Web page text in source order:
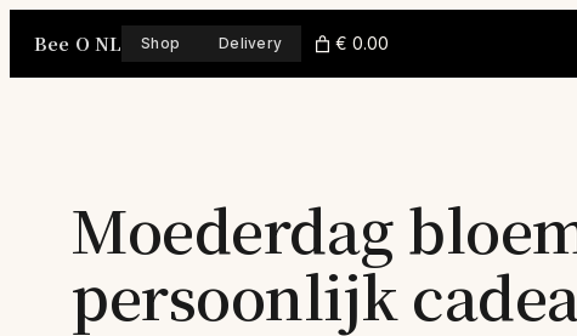
Bee O NL Shop Delivery € 0.00
Moederdag
persoonlijk